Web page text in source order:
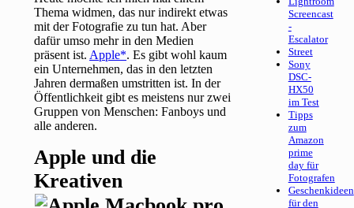
Thema widmen, das nur indirekt etwas
mit der Fotografie zu tun hat. Aber
dafür umso mehr in den Medien
präsent ist. Apple . Es gibt wohl kaum
ein Unternehmen, das in den letzten
Jahren dermaßen umstritten ist. In der
Öffentlichkeit gibt es meistens nur zwei
Gruppen von Menschen: Fanboys und
alle anderen.
Apple und die
Kreativen
Screencast
-
Escalator
Street
Sony
DSC-
HX50
im Test
Tipps
zum
Amazon
prime
day für
Fotografen
Geschenkideen
für den